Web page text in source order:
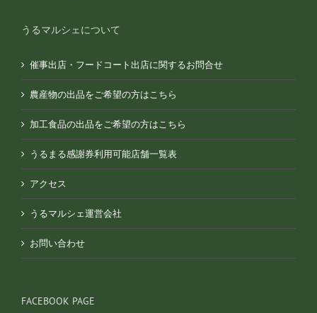
うるマルシェについて
催事出店・フードコート出店に関するお問合せ
農産物の出品をご希望の方はこちら
加工食品の出品をご希望の方はこちら
うるまる感謝券利用可能店舗一覧表
アクセス
うるマルシェ運営会社
お問い合わせ
FACEBOOK PAGE